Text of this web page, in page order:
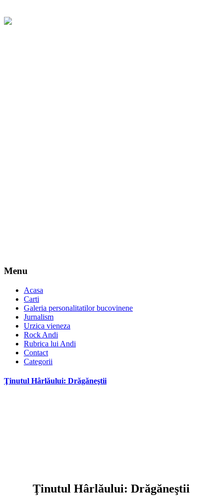
Menu
Acasa
Carti
Galeria personalitatilor bucovinene
Jurnalism
Urzica vieneza
Rock Andi
Rubrica lui Andi
Contact
Categorii
Ţinutul Hârlăului: Drăgăneştii
Ţinutul Hârlăului: Drăgăneştii